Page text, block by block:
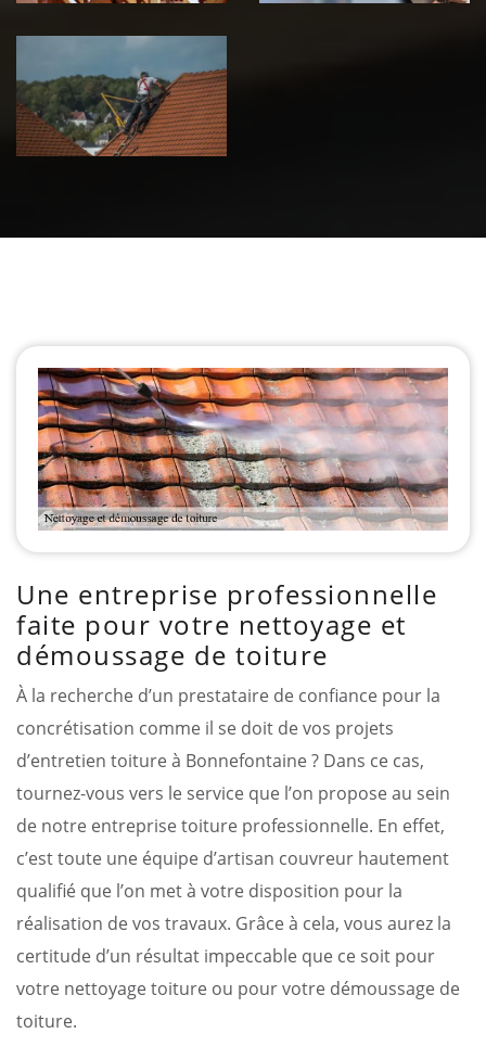
Urgence fuite
de toiture 39
Jura
Une entreprise professionnelle
faite pour votre nettoyage et
démoussage de toiture
À la recherche d’un prestataire de confiance pour la
concrétisation comme il se doit de vos projets
d’entretien toiture à Bonnefontaine ? Dans ce cas,
tournez-vous vers le service que l’on propose au sein
de notre entreprise toiture professionnelle. En effet,
c’est toute une équipe d’artisan couvreur hautement
qualifié que l’on met à votre disposition pour la
réalisation de vos travaux. Grâce à cela, vous aurez la
certitude d’un résultat impeccable que ce soit pour
votre nettoyage toiture ou pour votre démoussage de
toiture.